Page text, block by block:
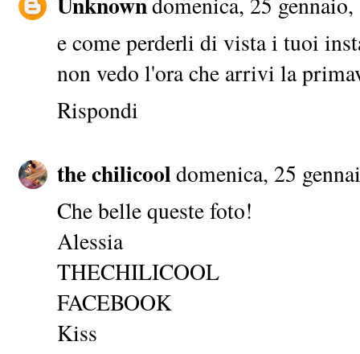
e come perderli di vista i tuoi
non vedo l'ora che arrivi la
Rispondi
the chilicooldomenica, 25
Che belle queste foto!
Alessia
THECHILICOOL
FACEBOOK
Kiss